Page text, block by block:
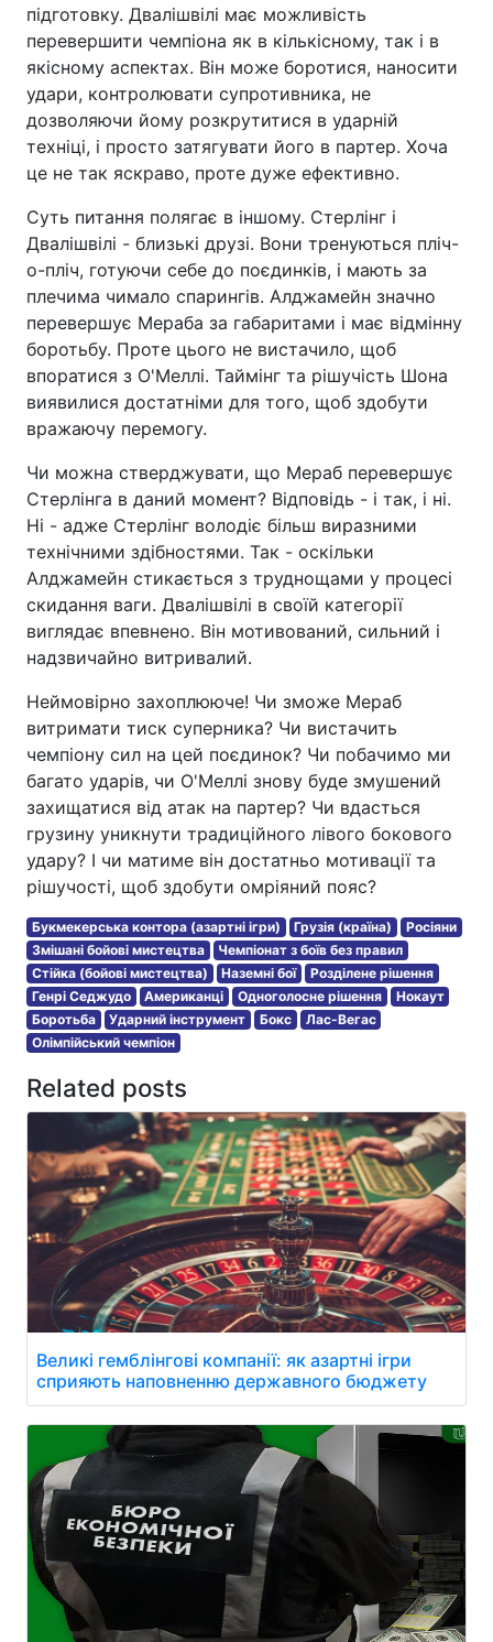
підготовку. Двалішвілі має можливість
перевершити чемпіона як в кількісному, так і в
якісному аспектах. Він може боротися, наносити
удари, контролювати супротивника, не
дозволяючи йому розкрутитися в ударній
техніці, і просто затягувати його в партер. Хоча
це не так яскраво, проте дуже ефективно.
Суть питання полягає в іншому. Стерлінг і
Двалішвілі - близькі друзі. Вони тренуються пліч-
о-пліч, готуючи себе до поєдинків, і мають за
плечима чимало спарингів. Алджамейн значно
перевершує Мераба за габаритами і має відмінну
боротьбу. Проте цього не вистачило, щоб
впоратися з О'Меллі. Таймінг та рішучість Шона
виявилися достатніми для того, щоб здобути
вражаючу перемогу.
Чи можна стверджувати, що Мераб перевершує
Стерлінга в даний момент? Відповідь - і так, і ні.
Ні - адже Стерлінг володіє більш виразними
технічними здібностями. Так - оскільки
Алджамейн стикається з труднощами у процесі
скидання ваги. Двалішвілі в своїй категорії
виглядає впевнено. Він мотивований, сильний і
надзвичайно витривалий.
Неймовірно захоплююче! Чи зможе Мераб
витримати тиск суперника? Чи вистачить
чемпіону сил на цей поєдинок? Чи побачимо ми
багато ударів, чи О'Меллі знову буде змушений
захищатися від атак на партер? Чи вдасться
грузину уникнути традиційного лівого бокового
удару? І чи матиме він достатньо мотивації та
рішучості, щоб здобути омріяний пояс?
Букмекерська контора (азартні ігри) Грузія (країна)
Росіяни
Змішані бойові мистецтва
Чемпіонат з боїв без правил
Стійка (бойові мистецтва)
Наземні бої
Розділене рішення
Генрі Седжудо
Американці Одноголосне рішення
Нокаут
Боротьба
Ударний інструмент Бокс
Лас-Вегас
Олімпійський чемпіон
Related posts
Великі гемблінгові компанії: як азартні ігри
сприяють наповненню державного бюджету